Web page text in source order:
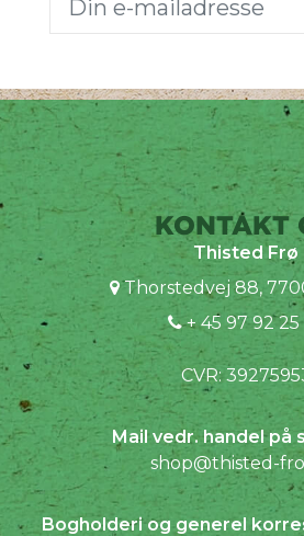
KONTAKT
Thisted Frø
Thorstedvej 88,
+ 45 97 92 25
CVR:
Mail vedr. handel på
shop@thisted-
Bogholderi og generel